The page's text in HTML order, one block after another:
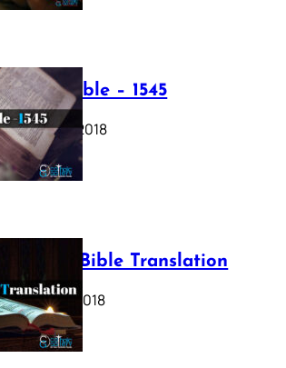
Luther Bible – 1545
October 17, 2018
Webster Bible Translation
October 11, 2018